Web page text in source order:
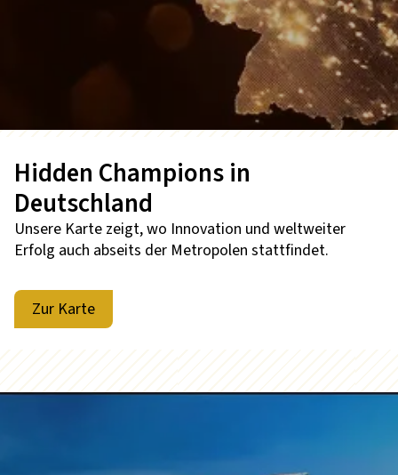
Hidden Champions in
Deutschland
Unsere Karte zeigt, wo Innovation und weltweiter
Erfolg auch abseits der Metropolen stattfindet.
Zur Karte